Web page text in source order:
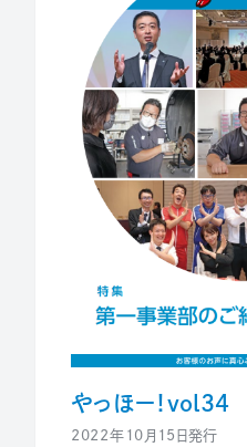
やっほー！vol34
2022年10月15日発行